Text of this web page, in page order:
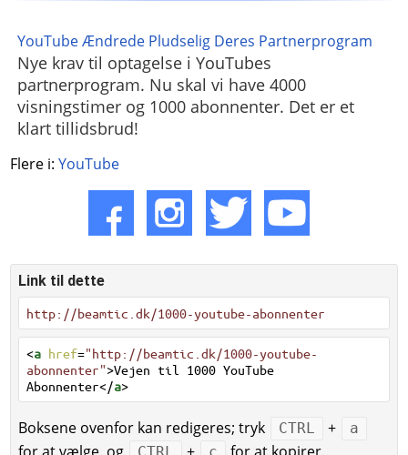
YouTube Ændrede Pludselig Deres Partnerprogram
Nye krav til optagelse i YouTubes
partnerprogram. Nu skal vi have 4000
visningstimer og 1000 abonnenter. Det er et
klart tillidsbrud!
Flere i:YouTube
Link til dette
http://beamtic.dk/1000-youtube-abonnenter
<a href="http://beamtic.dk/1000-youtube-
abonnenter">Vejen til 1000 YouTube
Abonnenter</a>
Boksene ovenfor kan redigeres; tryk CTRL + a